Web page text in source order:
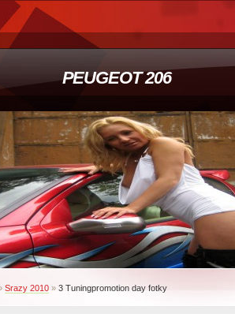
PEUGEOT 206
Srazy 2010 » 3 Tuningpromotion day fotky